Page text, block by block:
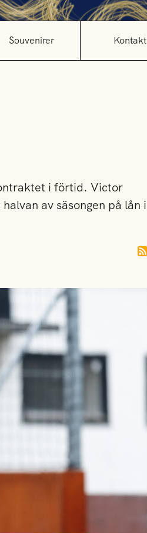
Souvenirer Kontakt
i förtid. Victor
av säsongen på lån i